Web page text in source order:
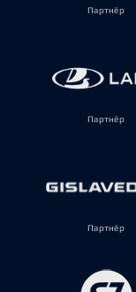
Партнёр
Партнёр
Партнёр